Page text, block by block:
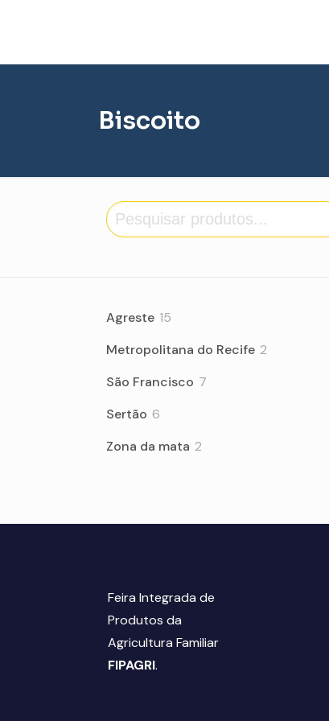
Biscoito
Pesquisa
Agreste 15
Metropolitana do Recife 2
São Francisco 7
Sertão 6
Zona da mata 2
Feira Integrada de
Produtos da
Agricultura Familiar
FIPAGRI.